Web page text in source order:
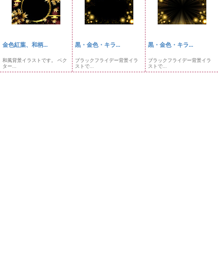
金色紅葉、和柄...
和風背景イラストです。 ベク
ター...
黒・金色・キラ...
ブラックフライデー背景イラ
ストで...
黒・金色・キラ...
ブラックフライデー背景イラ
ストで...